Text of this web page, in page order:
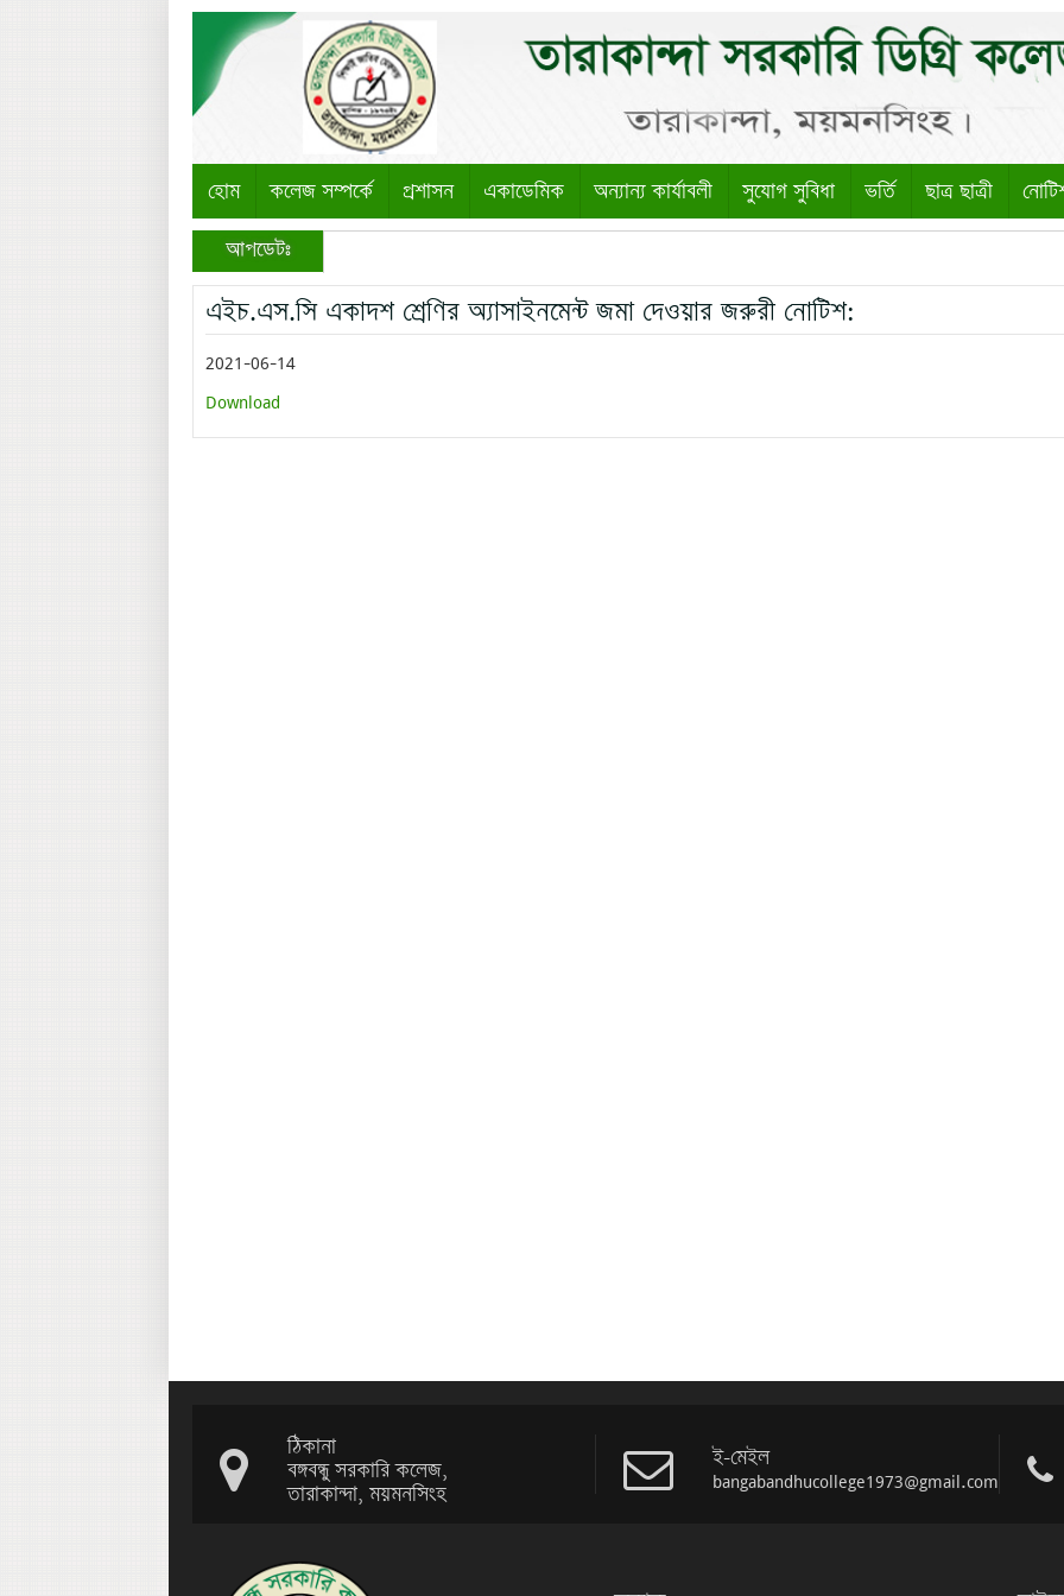
হোম কলেজ সম্পর্কে প্রশাসন একাডেমিক অন্যান্য কার্যাবলী সুযোগ সুবিধা ভর্তি ছাত্র ছাত্রী
আপডেটঃ
এইচ.এস.সি একাদশ শ্রেণির অ্যাসাইনমেন্ট জমা দেওয়ার জরুরী নোটিশ:
2021-06-14
Download
ঠিকানা
বঙ্গবন্ধু সরকারি কলেজ,
তারাকান্দা, ময়মনসিংহ
ই-মেইল
bangabandhucollege1973@gmail.com